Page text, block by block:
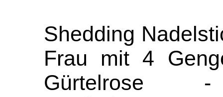
Shedding
Frau mit 4
Gürtelrose